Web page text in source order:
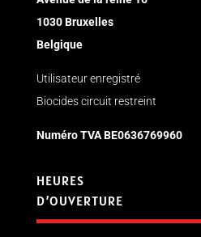
1030 Bruxelles
Belgique
Utilisateur enregistré
Biocides circuit restreint
Numéro TVABE0636769960
HEURES
D’OUVERTURE